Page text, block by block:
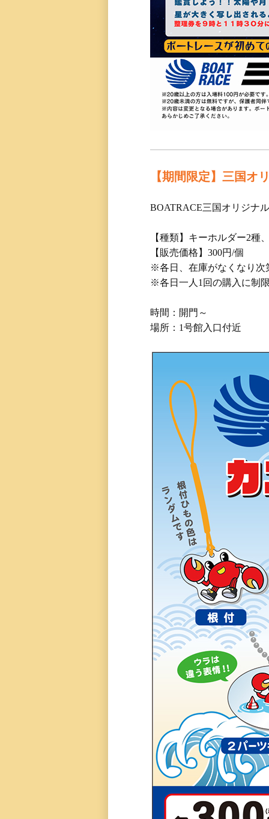
【期間限定】三国オ
BOATRACE三国オリジナ
【種類】キーホルダー2種
【販売価格】300円/個
※各日、在庫がなくなり次
※各日一人1回の購入に制
時間：開門～
場所：1号館入口付近